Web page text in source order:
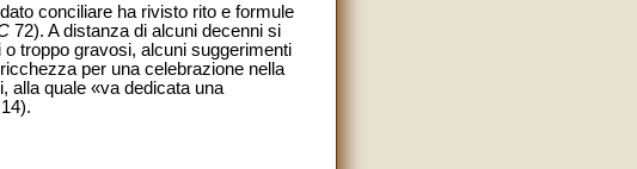
conciliare ha rivisto rito e formule
72). A distanza di alcuni decenni si
troppo gravosi, alcuni suggerimenti
per una celebrazione nella
alla quale «va dedicata una
14).